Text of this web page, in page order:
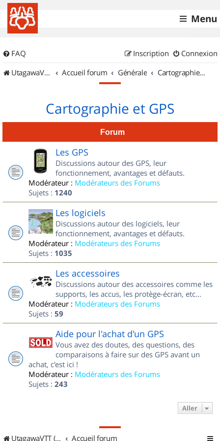
Menu
FAQ Connexion
Inscription
UtagawaVTT (Randos VTT et VTTAE avec traces GPS)
Accueil forum Générale Cartographie et GPS
Cartographie et GPS
Forum
Les GPS
Discussions autour des GPS, leur
fonctionnement, avantages et défauts.
Modérateur : Modérateurs des Forums
Sujets : 1240
Les logiciels
Discussions autour des logiciels, leur
fonctionnement, avantages et défauts.
Modérateur : Modérateurs des Forums
Sujets : 1035
Les accessoires
Discussions autour des accessoires comme les
supports, les accus, les protège-écran, etc...
Modérateur : Modérateurs des Forums
Sujets : 59
Aide pour l'achat d'un GPS
Vous avez des doutes, des questions, des
comparaisons à faire sur des GPS avant un
achat, c'est ici !
Modérateur : Modérateurs des Forums
Sujets : 243
Aller
UtagawaVTT (Randos VTT et VTTAE avec traces GPS) Accueil forum